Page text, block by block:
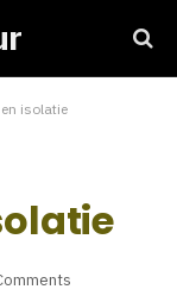
isolatie